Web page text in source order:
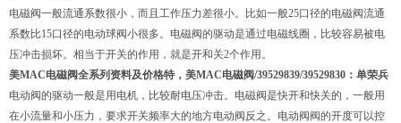
电磁阀一般流通系数很小，而且工作压力差很小。比如一般25口径的电磁阀流通
系数比15口径的电动球阀小很多。电磁阀的驱动是通过电磁线圈，比较容易被电
压冲击损坏。相当于开关的作用，就是开和关2个作用。
美MAC电磁阀全系列资料及价格特，美MAC电磁阀/39529839/39529830：单荣兵
电动阀的驱动一般是用电机，比较耐电压冲击。电磁阀是快开和快关的，一般用
在小流量和小压力，要求开关频率大的地方电动阀反之。电动阀阀的开度可以控